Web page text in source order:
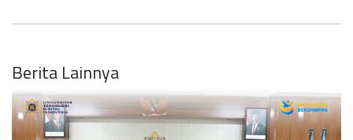
Berita Lainnya